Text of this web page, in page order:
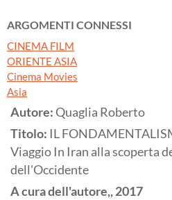
ARGOMENTI CONNESSI
CINEMA FILM
ORIENTE ASIA
Cinema Movies
Asia
Autore:Quaglia Roberto
Titolo: IL
Viaggio In Iran alla scoperta
dell'Occidente
A cura dell'autore,,2017